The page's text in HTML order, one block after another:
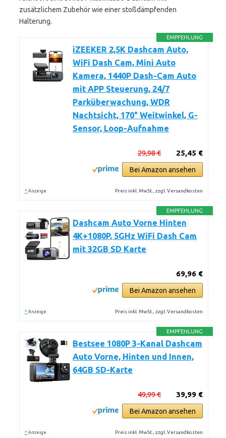
zusätzlichem Zubehör wie einer stoßdämpfenden
Halterung.
EMPFEHLUNG
iZEEKER 2,5K Dashcam Auto,
WiFi Dash Cam, Mini Auto
Kamera, 1440P Dash-Cam Auto
mit APP Steuerung, 24/7
Parküberwachung, WDR
Nachtsicht, 170° Weitwinkel, G-
Sensor, Loop-Aufnahme
25,45 €
29,98 €
Bei Amazon ansehen
* Anzeige Preis inkl. MwSt., zzgl. Versandkosten
EMPFEHLUNG
Dashcam Auto Vorne Hinten
4K+1080P, 5GHz WiFi Dash Cam
mit 32GB SD Karte
69,96 €
Bei Amazon ansehen
* Anzeige Preis inkl. MwSt., zzgl. Versandkosten
EMPFEHLUNG
Bestsee 1080P 3-Kanal Dashcam
Auto Vorne, Hinten und Innen,
64GB SD-Karte
39,99 €
49,99 €
Bei Amazon ansehen
* Anzeige Preis inkl. MwSt., zzgl. Versandkosten